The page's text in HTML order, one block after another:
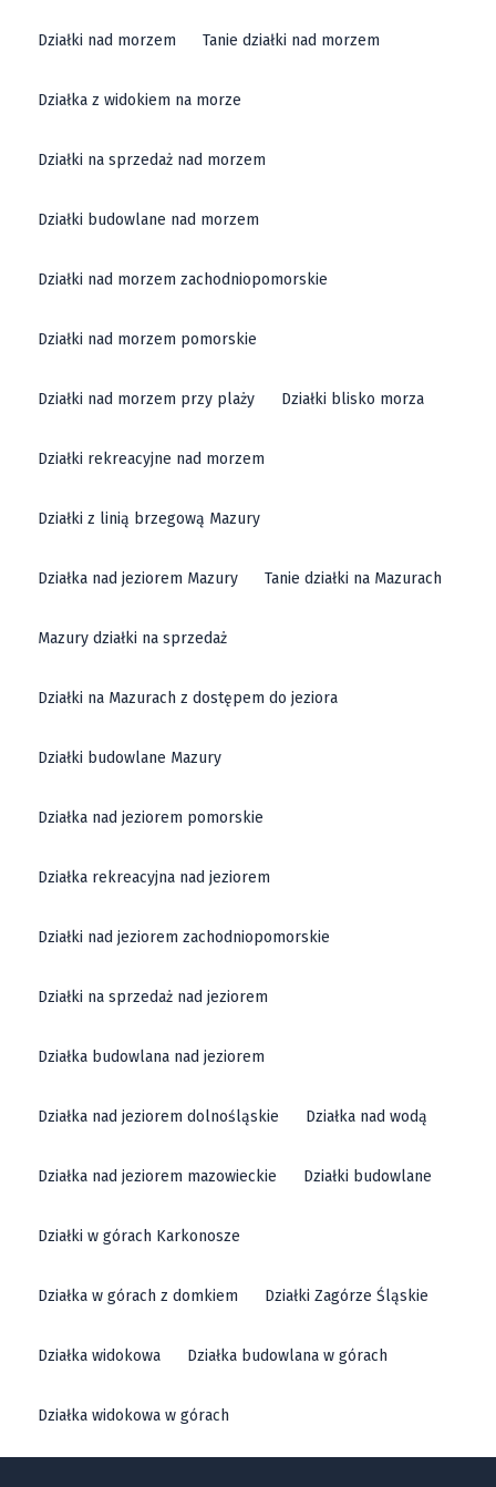
Działki nad morzem Tanie działki nad morzem
Działka z widokiem na morze
Działki na sprzedaż nad morzem
Działki budowlane nad morzem
Działki nad morzem zachodniopomorskie
Działki nad morzem pomorskie
Działki nad morzem przy plaży Działki blisko morza
Działki rekreacyjne nad morzem
Działki z linią brzegową Mazury
Działka nad jeziorem Mazury Tanie działki na Mazurach
Mazury działki na sprzedaż
Działki na Mazurach z dostępem do jeziora
Działki budowlane Mazury
Działka nad jeziorem pomorskie
Działka rekreacyjna nad jeziorem
Działki nad jeziorem zachodniopomorskie
Działki na sprzedaż nad jeziorem
Działka budowlana nad jeziorem
Działka nad jeziorem dolnośląskie Działka nad wodą
Działka nad jeziorem mazowieckie Działki budowlane
Działki w górach Karkonosze
Działka w górach z domkiem Działki Zagórze Śląskie
Działka widokowa Działka budowlana w górach
Działka widokowa w górach